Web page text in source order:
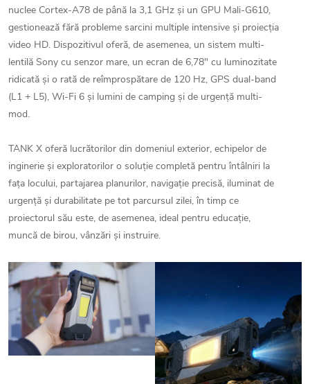
nuclee Cortex-A78 de până la 3,1 GHz și un GPU Mali-G610,
gestionează fără probleme sarcini multiple intensive și proiecția
video HD. Dispozitivul oferă, de asemenea, un sistem multi-
lentilă Sony cu senzor mare, un ecran de 6,78″ cu luminozitate
ridicată și o rată de reîmprospătare de 120 Hz, GPS dual-band
(L1 + L5), Wi-Fi 6 și lumini de camping și de urgență multi-
mod.
TANK X oferă lucrătorilor din domeniul exterior, echipelor de
inginerie și exploratorilor o soluție completă pentru întâlniri la
fața locului, partajarea planurilor, navigație precisă, iluminat de
urgență și durabilitate pe tot parcursul zilei, în timp ce
proiectorul său este, de asemenea, ideal pentru educație,
muncă de birou, vânzări și instruire.